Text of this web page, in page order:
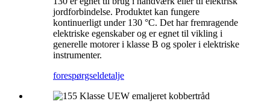
jordforbindelse. Produktet kan fungere
kontinuerligt under 130 °C. Det har fremragende
elektriske egenskaber og er egnet til vikling i
generelle motorer i klasse B og spoler i elektriske
instrumenter.
forespørgseldetalje